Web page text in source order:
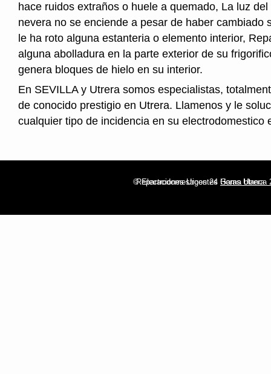
hace ruidos extraños o huele a quemado, La luz
nevera no se enciende a pesar de haber cambiado
le ha roto alguna estanteria o elemento interior,
alguna abolladura en la parte exterior de su
genera bloques de hielo en su interior.
En SEVILLA y Utrera somos especialistas,
de conocido prestigio en Utrera. Llamenos y le
cualquier tipo de incidencia en su electrodomestico
© Electrodomesticos 24 Horas Utrera
Reparaciones Urgentes Gama blanca